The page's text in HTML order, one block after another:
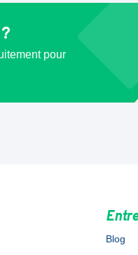
pour
Blog